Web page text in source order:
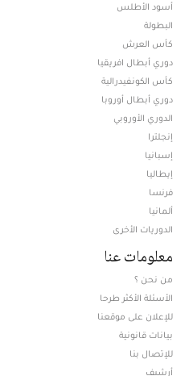
أسود الأطلس
البطولة
كأس العرش
دوري أبطال افريقيا
كأس الكونفيدرالية
دوري أبطال أوروبا
الدوري الأوروبي
إنجلترا
إسبانيا
إيطاليا
فرنسا
ألمانيا
الدوريات الأخرى
معلومات عنا
من نحن ؟
الأسئلة الأكثر طرحا
للإعلان على موقعنا
بيانات قانونية
للإتصال بنا
أرشيف